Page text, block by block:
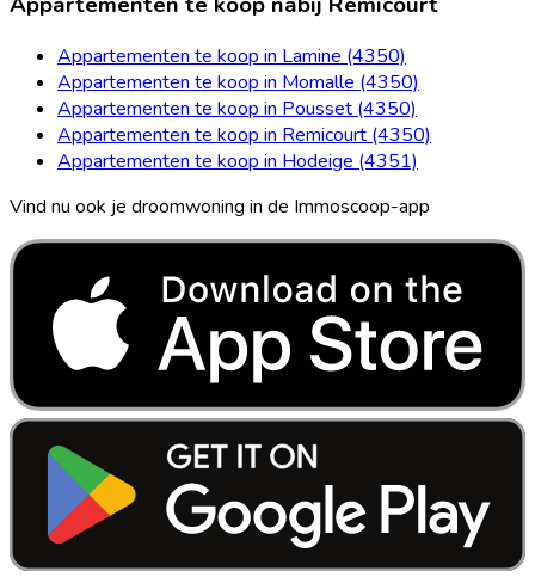
Appartementen te koop in Lamine (4350)
Appartementen te koop in Momalle (4350)
Appartementen te koop in Pousset (4350)
Appartementen te koop in Remicourt (4350)
Appartementen te koop in Hodeige (4351)
Vind nu ook je droomwoning in de Immoscoop-app